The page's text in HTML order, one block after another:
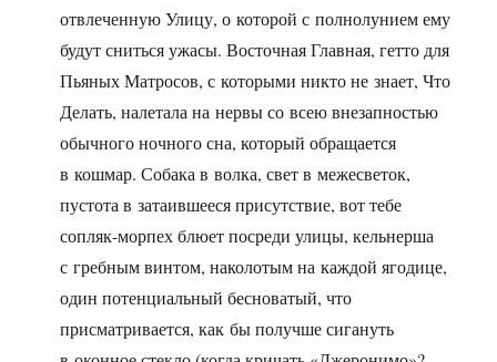
отвлеченную Улицу, о которой с полнолунием ему
будут сниться ужасы. Восточная Главная, гетто для
Пьяных Матросов, с которыми никто не знает, Что
Делать, налетала на нервы со всею внезапностью
обычного ночного сна, который обращается
в кошмар. Собака в волка, свет в межесветок,
пустота в затаившееся присутствие, вот тебе
сопляк-морпех блюет посреди улицы, кельнерша
с гребным винтом, наколотым на каждой ягодице,
один потенциальный бесноватый, что
присматривается, как бы получше сигануть